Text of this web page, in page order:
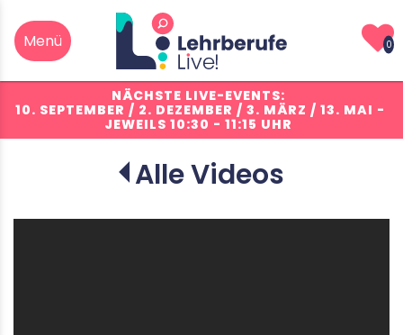
0
NÄCHSTE LIVE-EVENTS:
10. SEPTEMBER / 2. DEZEMBER / 3. MÄRZ / 13. MAI -
JEWEILS 10:30 - 11:15 UHR
Alle Videos